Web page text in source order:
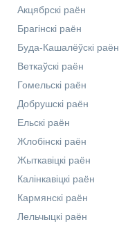
Акцябрскі раён
Брагінскі раён
Буда-Кашалёўскі раён
Веткаўскі раён
Гомельскі раён
Добрушскі раён
Ельскі раён
Жлобінскі раён
Жыткавіцкі раён
Калінкавіцкі раён
Кармянскі раён
Лельчыцкі раён